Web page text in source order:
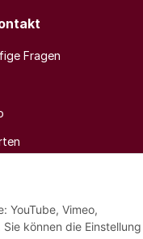
YouTube, Vimeo,
können die Einstellung
Fragen